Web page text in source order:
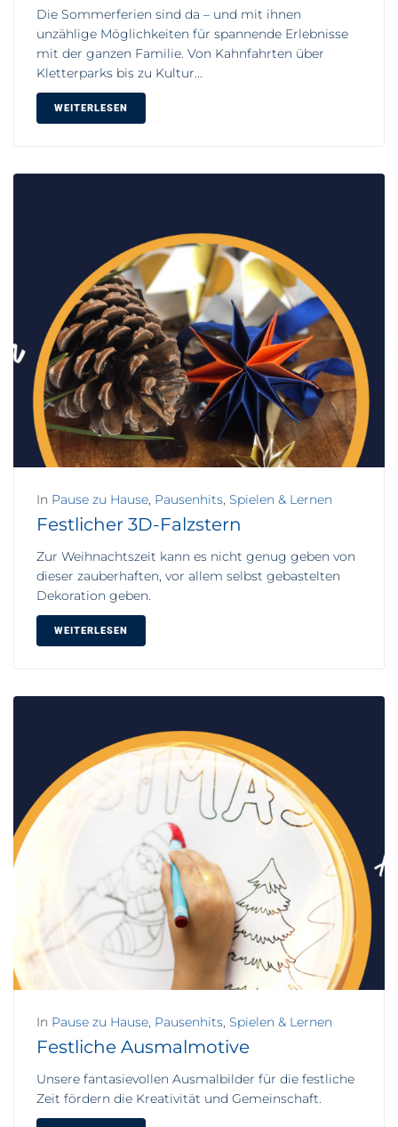
Die Sommerferien sind da – und mit ihnen
unzählige Möglichkeiten für spannende Erlebnisse
mit der ganzen Familie. Von Kahnfahrten über
Kletterparks bis zu Kultur...
WEITERLESEN
In Pause zu Hause, Pausenhits, Spielen & Lernen
Festlicher 3D-Falzstern
Zur Weihnachtszeit kann es nicht genug geben von
dieser zauberhaften, vor allem selbst gebastelten
Dekoration geben.
WEITERLESEN
In Pause zu Hause, Pausenhits, Spielen & Lernen
Festliche Ausmalmotive
Unsere fantasievollen Ausmalbilder für die festliche
Zeit fördern die Kreativität und Gemeinschaft.